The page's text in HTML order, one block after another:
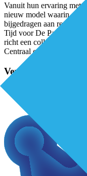
Vanuit hun ervaring met
nieuw model waarin,
bijgedragen aan
Tijd voor De Patiënt
richt een collectief van
Centraal onderdeel is een
Verder lezen?